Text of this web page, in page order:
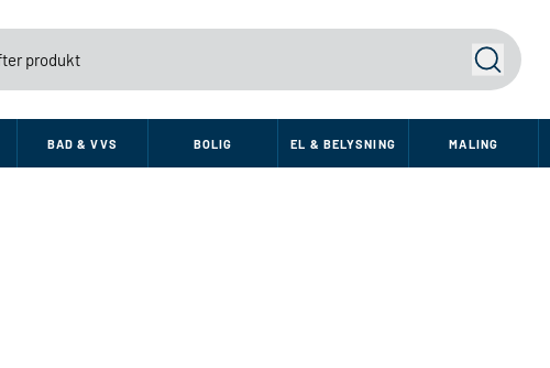
Søg
BAD & VVS BOLIG EL & BELYSNING MALING